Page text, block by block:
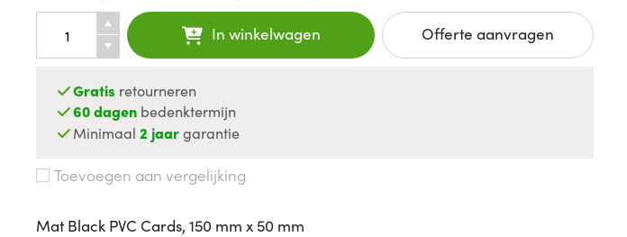
In winkelwagen Offerte aanvragen
Gratis retourneren
60 dagen bedenktermijn
Minimaal2 jaargarantie
Toevoegen aan vergelijking
Mat Black PVC Cards, 150 mm x 50 mm